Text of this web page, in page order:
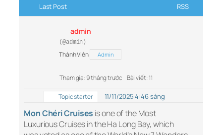
Last Post RSS
admin
(@admin)
Thành Viên Admin
Tham gia: 9 tháng trước Bài viết: 11
Topic starter 11/11/2025 4:46 sáng
Mon Chéri Cruises is one of the Most
Luxurious Cruises in the Ha Long Bay, which